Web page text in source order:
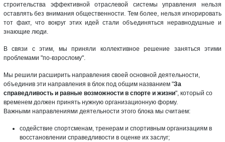
строительства эффективной отраслевой системы управления нельзя
оставлять без внимания общественности. Тем более, нельзя игнорировать
тот факт, что вокруг этих идей стали объединяться неравнодушные и
знающие люди.
В связи с этим, мы приняли коллективное решение заняться этими
проблемами "по-взрослому".
Мы решили расширить направления своей основной деятельности,
объединив эти направления в блок под общим названием "За
справедливость и равные возможности в спорте и жизни", который со
временем должен принять нужную организационную форму.
Важными направлениями деятельности этого блока мы считаем:
содействие спортсменам, тренерам и спортивным организациям в
восстановлении справедливости в оценке их заслуг;